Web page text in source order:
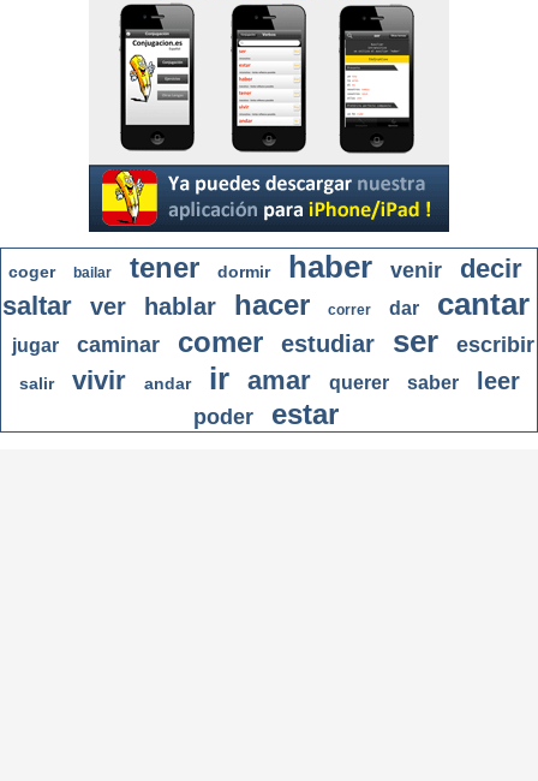
coger bailar tener dormir haber venir
decir
saltar
ver hablar hacer correr dar cantar
jugar caminar comer estudiar ser escribir
salir vivir andar ir amar querer saber leer
poder estar